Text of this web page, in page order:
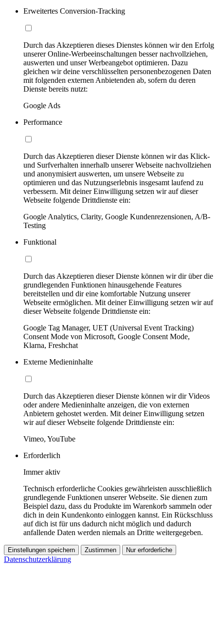
Erweitertes Conversion-Tracking
Durch das Akzeptieren dieses Dienstes können wir den Erfolg
unserer Online-Werbeeinschaltungen besser nachvollziehen,
auswerten und unser Werbeangebot optimieren. Dazu
gleichen wir deine verschlüsselten personenbezogenen Daten
mit folgenden externen Anbietenden ab, sofern du deren
Dienste bereits nutzt:
Google Ads
Performance
Durch das Akzeptieren dieser Dienste können wir das Klick-
und Surfverhalten innerhalb unserer Webseite nachvollziehen
und anonymisiert auswerten, um unsere Webseite zu
optimieren und das Nutzungserlebnis insgesamt laufend zu
verbessern. Mit deiner Einwilligung setzen wir auf dieser
Webseite folgende Drittdienste ein:
Google Analytics, Clarity, Google Kundenrezensionen, A/B-
Testing
Funktional
Durch das Akzeptieren dieser Dienste können wir dir über die
grundlegenden Funktionen hinausgehende Features
bereitstellen und dir eine komfortable Nutzung unserer
Webseite ermöglichen. Mit deiner Einwilligung setzen wir auf
dieser Webseite folgende Drittdienste ein:
Google Tag Manager, UET (Universal Event Tracking)
Consent Mode von Microsoft, Google Consent Mode,
Klarna, Freshchat
Externe Medieninhalte
Durch das Akzeptieren dieser Dienste können wir dir Videos
oder andere Medieninhalte anzeigen, die von externen
Anbietern gehostet werden. Mit deiner Einwilligung setzen
wir auf dieser Webseite folgende Drittdienste ein:
Vimeo, YouTube
Erforderlich
Immer aktiv
Technisch erforderliche Cookies gewährleisten ausschließlich
grundlegende Funktionen unserer Webseite. Sie dienen zum
Beispiel dazu, dass du Produkte im Warenkorb sammeln oder
dich in dein Kundenkonto einloggen kannst. Ein Rückschluss
auf dich ist für uns dadurch nicht möglich und dadurch
anfallende Daten werden niemals an Dritte weitergegeben.
Einstellungen speichern Zustimmen Nur erforderliche
Datenschutzerklärung